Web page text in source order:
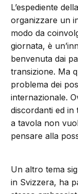
L’espediente
organizzare un
modo da
giornata, è
benvenuta dai
transizione. Ma
problema dei
internazionale.
discordanti ed in
a tavola non
pensare alla
Un altro tema
in Svizzera, ha